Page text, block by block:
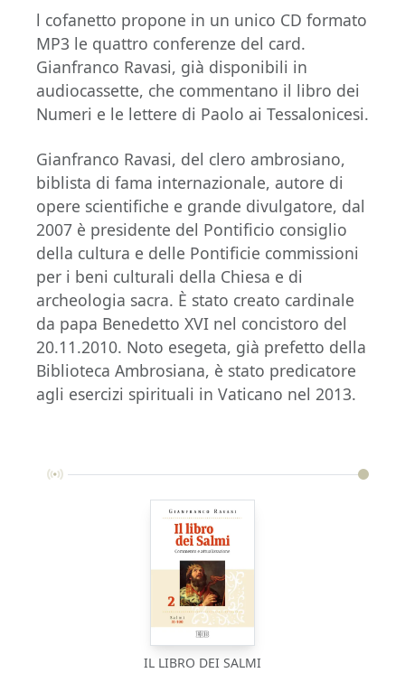
l cofanetto propone in un unico CD formato
MP3 le quattro conferenze del card.
Gianfranco Ravasi, già disponibili in
audiocassette, che commentano il libro dei
Numeri e le lettere di Paolo ai Tessalonicesi.
Gianfranco Ravasi, del clero ambrosiano,
biblista di fama internazionale, autore di
opere scientifiche e grande divulgatore, dal
2007 è presidente del Pontificio consiglio
della cultura e delle Pontificie commissioni
per i beni culturali della Chiesa e di
archeologia sacra. È stato creato cardinale
da papa Benedetto XVI nel concistoro del
20.11.2010. Noto esegeta, già prefetto della
Biblioteca Ambrosiana, è stato predicatore
agli esercizi spirituali in Vaticano nel 2013.
IL LIBRO DEI SALMI